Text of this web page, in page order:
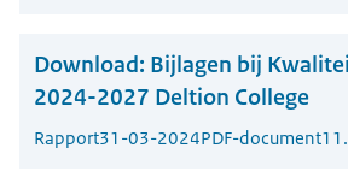
Download: Bijlagen bij
2024-2027 Deltion College
Rapport31-03-2024PDF-document